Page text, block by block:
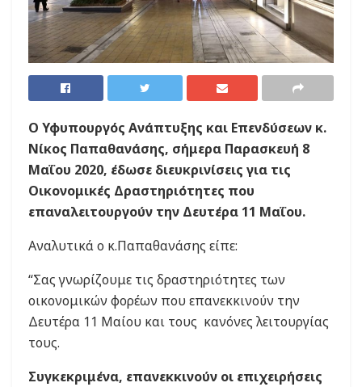
Ο Υφυπουργός Ανάπτυξης και Επενδύσεων κ.
Νίκος Παπαθανάσης, σήμερα Παρασκευή 8
Μαΐου 2020, έδωσε διευκρινίσεις για τις
Οικονομικές Δραστηριότητες που
επαναλειτουργούν την Δευτέρα 11 Μαΐου.
Αναλυτικά ο κ.Παπαθανάσης είπε:
“Σας γνωρίζουμε τις δραστηριότητες των
οικονομικών φορέων που επανεκκινούν την
Δευτέρα 11 Μαίου και τους κανόνες λειτουργίας
τους.
Συγκεκριμένα, επανεκκινούν οι επιχειρήσεις